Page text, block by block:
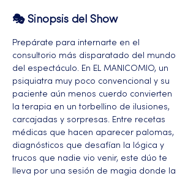
🎭 Sinopsis del Show
Prepárate para internarte en el
consultorio más disparatado del mundo
del espectáculo. En EL MANICOMIO, un
psiquiatra muy poco convencional y su
paciente aún menos cuerdo convierten
la terapia en un torbellino de ilusiones,
carcajadas y sorpresas. Entre recetas
médicas que hacen aparecer palomas,
diagnósticos que desafían la lógica y
trucos que nadie vio venir, este dúo te
lleva por una sesión de magia donde la